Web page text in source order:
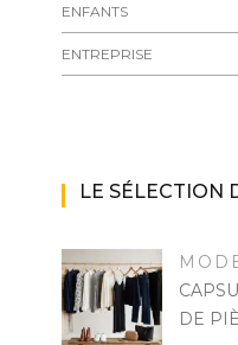
ENFANTS
ENTREPRISE
LE SÉLECTION
DE